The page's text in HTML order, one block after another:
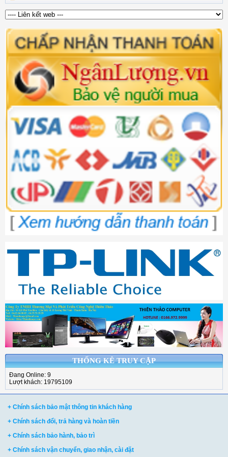
THỐNG KÊ TRUY CẬP
Đang Online: 9
Lượt khách: 19795109
+ Chính sách bảo mật thông tin khách hàng
+ Chính sách đổi, trả hàng và hoàn tiền
+ Chính sách bảo hành, bảo trì
+ Chính sách vận chuyển, giao nhận, cài đặt